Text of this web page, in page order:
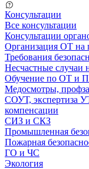
Консультации
Все консультации
Консультации
Организация ОТ на
Требования
Несчастные случаи
Обучение по ОТ и
Медосмотры,
СОУТ, экспертиза
компенсации
СИЗ и СКЗ
Промышленная
Пожарная
ГО и ЧС
Экология